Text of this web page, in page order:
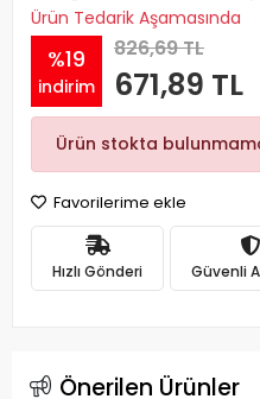
Ürün Tedarik Aşamasında
%19
indirim
826,69 TL
671,89 TL
Ürün stokta
Favorilerime ekle
Hızlı Gönderi Güvenli
Önerilen Ürünler